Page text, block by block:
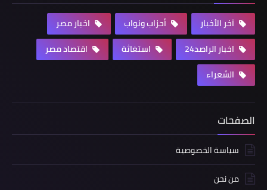
آخر الأخبار أحزاب ونواب
اخبار مصر
اخبار الراصد24
استغاثة
اقتصاد مصر
الشعراء
الصفحات
سياسة الخصوصية
من نحن